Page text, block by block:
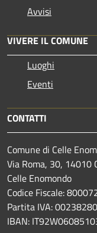
Avvisi
VIVERE IL COMUNE
Luoghi
Eventi
CONTATTI
Comune di Celle
Via Roma, 30, 14010
Celle Enomondo
Codice Fiscale:
Partita IVA:
IBAN: